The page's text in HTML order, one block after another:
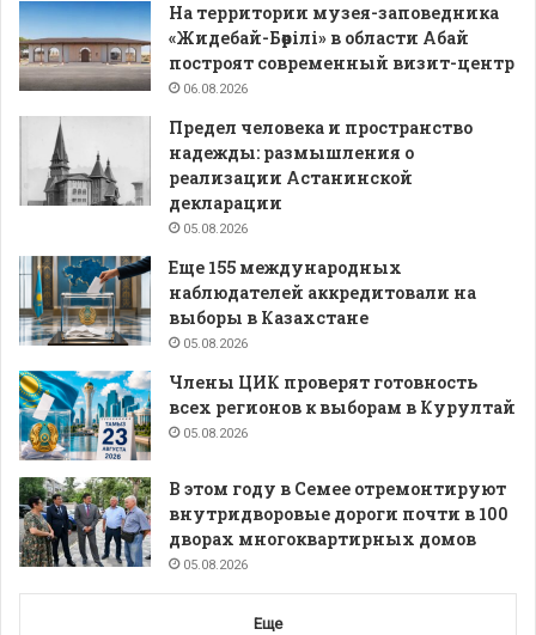
На территории музея-заповедника
«Жидебай-Бөрілі» в области Абай
построят современный визит-центр
06.08.2026
Предел человека и пространство
надежды: размышления о
реализации Астанинской
декларации
05.08.2026
Еще 155 международных
наблюдателей аккредитовали на
выборы в Казахстане
05.08.2026
Члены ЦИК проверят готовность
всех регионов к выборам в Курултай
05.08.2026
В этом году в Семее отремонтируют
внутридворовые дороги почти в 100
дворах многоквартирных домов
05.08.2026
Еще